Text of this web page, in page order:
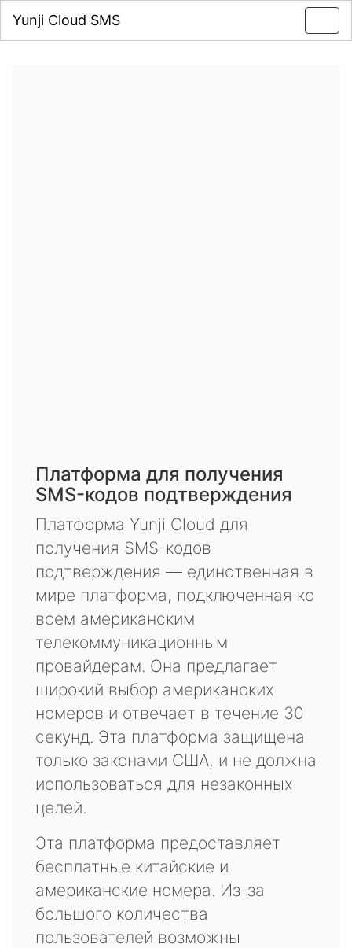
Yunji Cloud SMS
Платформа для получения
SMS-кодов подтверждения
Платформа Yunji Cloud для
получения SMS-кодов
подтверждения — единственная в
мире платформа, подключенная ко
всем американским
телекоммуникационным
провайдерам. Она предлагает
широкий выбор американских
номеров и отвечает в течение 30
секунд. Эта платформа защищена
только законами США, и не должна
использоваться для незаконных
целей.
Эта платформа предоставляет
бесплатные китайские и
американские номера. Из-за
большого количества
пользователей возможны